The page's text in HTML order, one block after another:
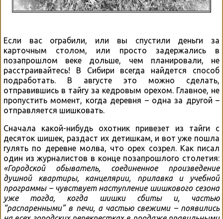
Если вас ограбили, или вы спустили деньги за
карточным столом, или просто задержались в
позапрошлом веке дольше, чем планировали, не
расстраивайтесь! В Сибири всегда найдется способ
подработать. В августе это можно сделать,
отправившись в тайгу за кедровым орехом. Главное, не
пропустить момент, когда деревня – одна за другой –
отправляется шишковать.
Сначала какой-нибудь охотник привезет из тайги с
десяток шишек, раздаст их детишкам, и вот уже пошла
гулять по деревне молва, что орех созрел. Как писал
один из журналистов в конце позапрошлого столетия:
«Городской обыватель, соединенное произведение
душной квартиры, канцелярии, прилавка и учебной
программы – чувствует наступление шишкового сезона
уже тогда, когда шишки сбиты и, частью
“распаренными” в печи, а частью свежими – появились